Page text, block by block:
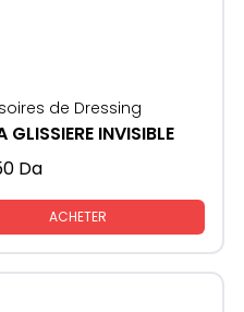
de Dressing
GLISSIERE INVISIBLE
Da
ACHETER